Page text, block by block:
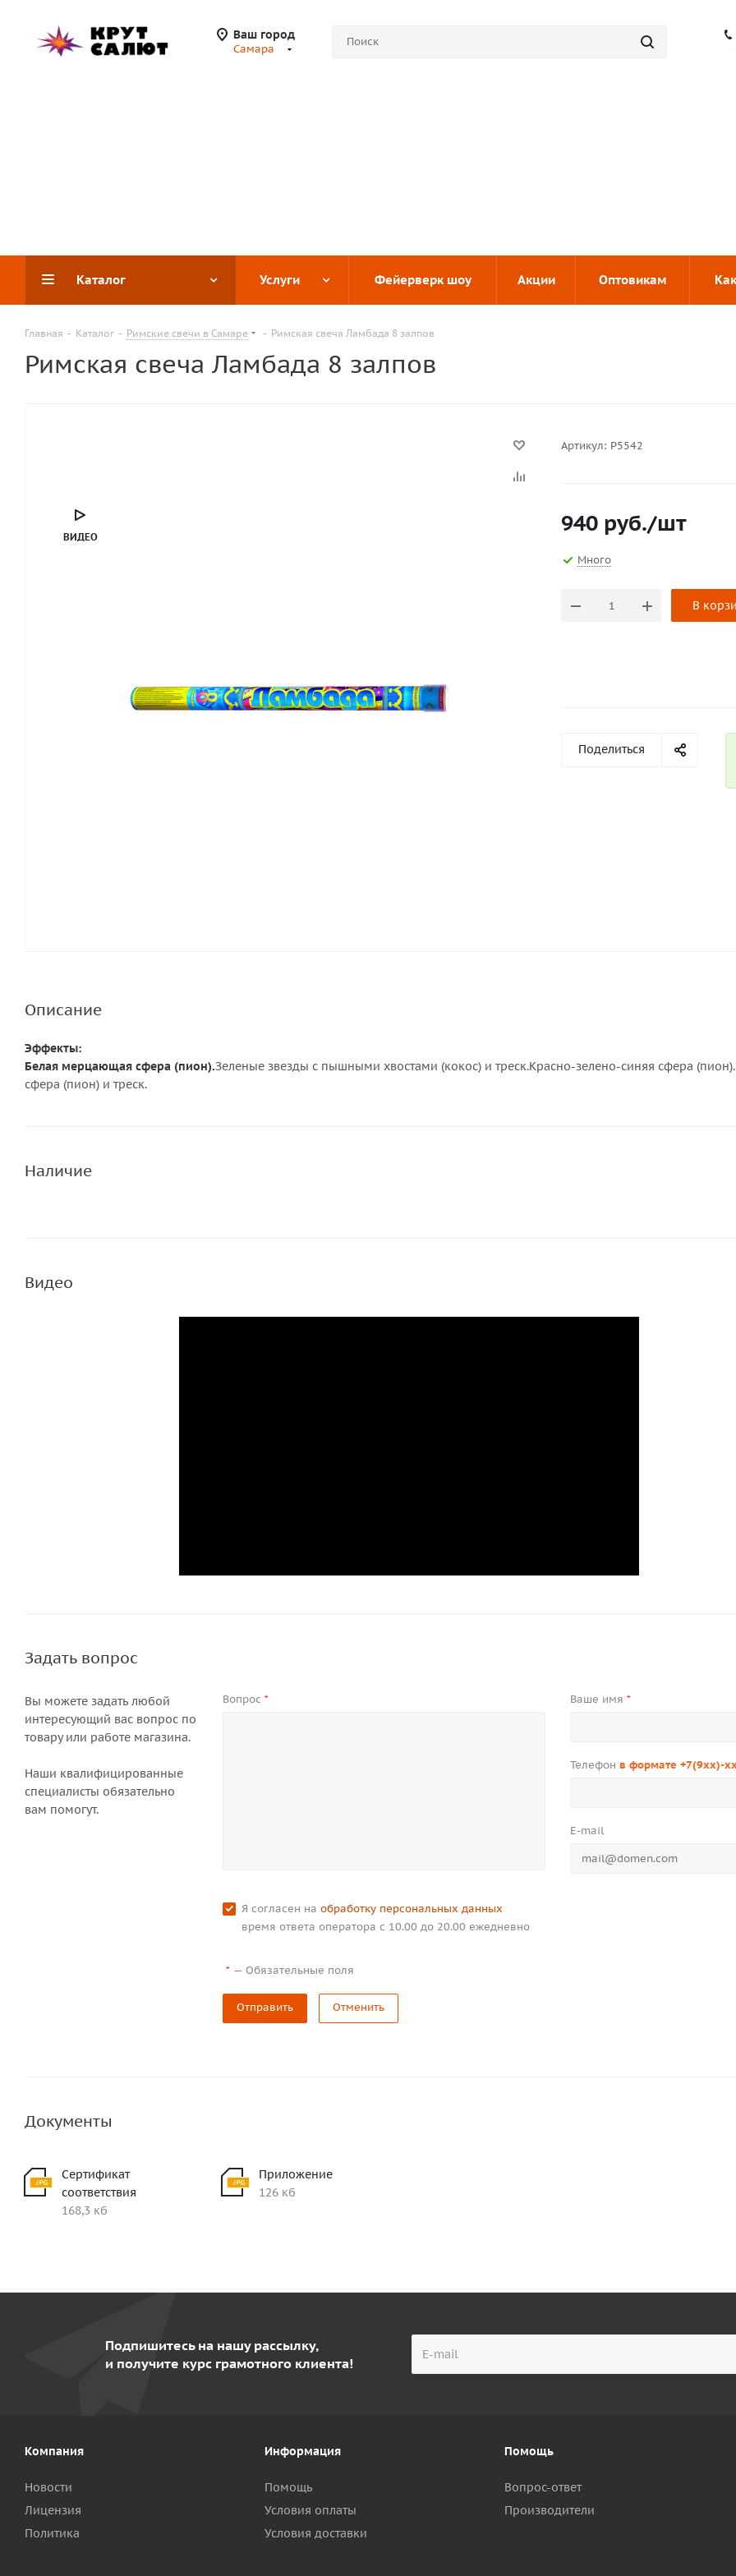
Ваш город
Самара
Каталог Услуги Фейерверк шоу Акции Оптовикам
Главная - Каталог - Римские свечи в Самаре - Римская свеча Ламбада 8 залпов
Римская свеча Ламбада 8 залпов
ВИДЕО
Артикул: Р5542
940 руб./шт
Много
В
Поделиться
Описание
Эффекты:
Белая мерцающая сфера (пион).Зеленые звезды с пышными хвостами (кокос) и треск.Красно-зелено-синяя сфера
сфера (пион) и треск.
Наличие
Видео
Задать вопрос
Вы можете задать любой
интересующий вас вопрос по
товару или работе магазина.
Наши квалифицированные
специалисты обязательно
вам помогут.
Вопрос* Ваше имя *
Телефон в формате +7(9xx)-
E-mail
Я согласен наобработку персональных данных
время ответа оператора с 10.00 до 20.00 ежедневно
* —Обязательные поля
Отправить Отменить
Документы
Сертификат
соответствия
168,3 кб
Приложение
126 кб
Подпишитесь на нашу рассылку,
и получите курс грамотного клиента!
Компания
Новости
Лицензия
Политика
Информация
Помощь
Условия оплаты
Условия доставки
Помощь
Вопрос-ответ
Производители